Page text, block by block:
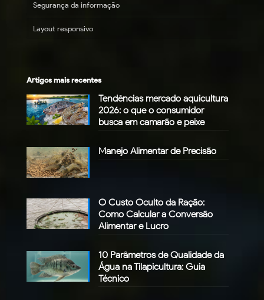
Segurança da informação
Layout responsivo
Artigos mais recentes
Tendências mercado aquicultura
2026: o que o consumidor
busca em camarão e peixe
Manejo Alimentar de Precisão
O Custo Oculto da Ração:
Como Calcular a Conversão
Alimentar e Lucro
10 Parâmetros de Qualidade da
Água na Tilapicultura: Guia
Técnico